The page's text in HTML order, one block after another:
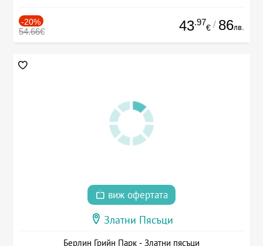
-20%
54.66€ 43.97
€ / 86лв.
виж офертата
Златни Пясъци
Берлин Грийн Парк - Златни пясъци